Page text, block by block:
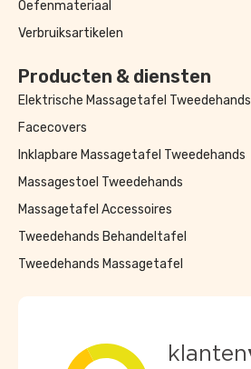
Oefenmateriaal
Verbruiksartikelen
Producten & diensten
Elektrische Massagetafel Tweedehands
Facecovers
Inklapbare Massagetafel Tweedehands
Massagestoel Tweedehands
Massagetafel Accessoires
Tweedehands Behandeltafel
Tweedehands Massagetafel